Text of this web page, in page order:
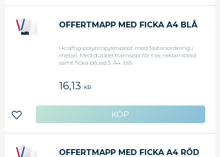
OFFERTMAPP MED FICKA A4 BLÅ
I kraftig polypropylenplast med fästanordning i
metall. Med dubbel framsida för t.ex. reklamblad
samt ficka på sid.3. A4, blå.
16,13 KR
Lägg till i favoriter
OFFERTMAPP MED FICKA A4 RÖD